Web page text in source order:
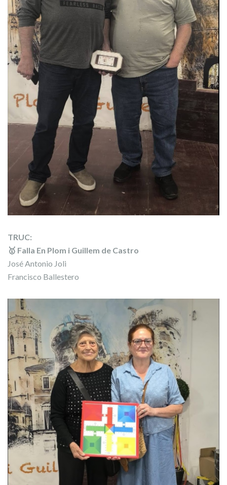
TRUC:
🥇 Falla En Plom i Guillem de Castro
José Antonio Joli
Francisco Ballestero